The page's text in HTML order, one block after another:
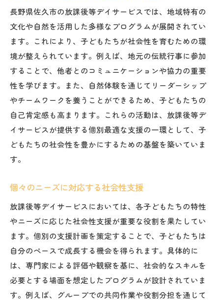
佐久市の放課後等デイサービスで磨かれるコミ
ュニケーション能力
子どもたちの対人スキルを強化する方法
コミュニケーション能力を高める活動内容
グループ活動を通じた対話力の向上
放課後等デイサービスが提供する交流の場
他者理解を深めるコミュニケーション支援
共感力を育むプログラムの実践
未来を見据えた佐久市の放課後等デイサービス
将来の可能性を広げるための基盤作り
個性を活かした自立支援プログラム
長期的な成長を見据えた教育方針
未来の選択肢を増やすためのサポート
社会で自立するためのスキル育成
地元特産品を用いた佐久市の実践活動が生む影
響
長野県佐久市の放課後等デイサービスでは、地域特有の
文化や自然を活用した多様なプログラムが展開されてい
ます。これにより、子どもたちが社会性を育むための環
境が整えられています。例えば、地元の伝統行事に参加
することで、他者とのコミュニケーションや協力の重要
性を学びます。また、自然体験を通じてリーダーシップ
やチームワークを養うことができるため、子どもたちの
自己肯定感も高まります。これらの活動は、放課後等デ
イサービスが提供する個別最適な支援の一環として、子
どもたちの社会性を豊かにするための基盤を築いていま
す。
個々のニーズに対応する社会性支援
放課後等デイサービスにおいては、各子どもたちの特性
やニーズに応じた社会性支援が重要な役割を果たしてい
ます。個別の支援計画を策定することで、子どもたちは
自分のペースで成長する機会を得られます。具体的に
は、専門家による評価や観察を基に、社会的なスキルを
必要とする場面を想定したプログラムが設計されていま
す。例えば、グループでの共同作業や役割分担を通じて